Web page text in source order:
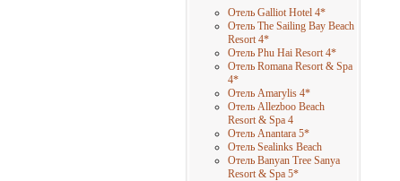
Отель Galliot Hotel 4*
Отель The Sailing Bay Beach
Resort 4*
Отель Phu Hai Resort 4*
Отель Romana Resort & Spa
4*
Отель Amarylis 4*
Отель Allezboo Beach
Resort & Spa 4
Отель Anantara 5*
Отель Sealinks Beach
Отель Banyan Tree Sanya
Resort & Spa 5*